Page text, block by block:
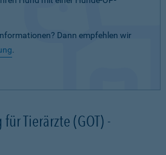
Dann empfehlen wir
.
Tierärzte (GOT) -